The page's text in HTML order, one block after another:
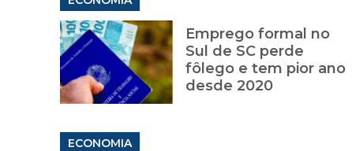
Emprego formal no
Sul de SC perde
fôlego e tem pior ano
desde 2020
ECONOMIA